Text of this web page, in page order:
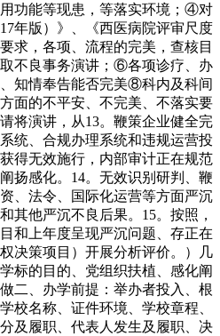
功能等现患，等落实环境；④对
年版）》、《西医病院评审尺度
求，各项、流程的完美，查核目
不良事务演讲；⑥各项诊疗、办
知情奉告能否完美⑧科内及科间
面的不平安、不完美、不落实要
将演讲，从13。鞭策企业健全完
统、合规办理系统和违规运营投
得无效施行，内部审计正在规范
扬感化。14。无效识别研判、鞭
、法令、国际化运营等方面严沉
其他严沉不良后果。15。按照，
和上年度呈现严沉问题、存正在
决策项目）开展分析评价。）几
标的目的、党组织扶植、感化阐
二、办学前提：举办者投入、根
校名称、证件环境、学校章程、
及履职、代表人发生及履职、决